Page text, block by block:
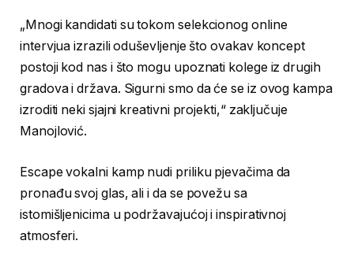
„Mnogi kandidati su tokom selekcionog online
intervjua izrazili oduševljenje što ovakav koncept
postoji kod nas i što mogu upoznati kolege iz drugih
gradova i država. Sigurni smo da će se iz ovog kampa
izroditi neki sjajni kreativni projekti,“ zaključuje
Manojlović.
Escape vokalni kamp nudi priliku pjevačima da
pronađu svoj glas, ali i da se povežu sa
istomišljenicima u podržavajućoj i inspirativnoj
atmosferi.